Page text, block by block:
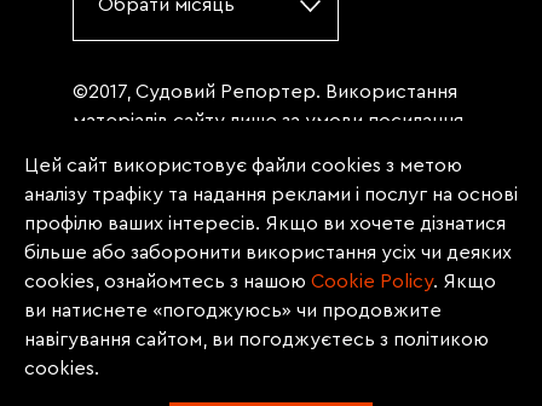
Обрати місяць
©2017, Судовий Репортер. Використання
матеріалів сайту лише за умови посилання
«Судовий репортер» не нижче третього
абзацу. Матеріали, щодо яких міститься
заборона на повну републікацію
(передрук, копіювання, відтворення або
інше використання), заборонено
передруковувати без згоди редакції.
Матеріали з позначкою PROMOTED, ЗА
Цей сайт використовує файли cookies з метою
аналізу трафіку та надання реклами і послуг на основі
профілю ваших інтересів. Якщо ви хочете дізнатися
більше або заборонити використання усіх чи деяких
cookies, ознайомтесь з нашою Сookie Policy. Якщо
ви натиснете «погоджуюсь» чи продовжите
навігування сайтом, ви погоджуєтесь з політикою
cookies.